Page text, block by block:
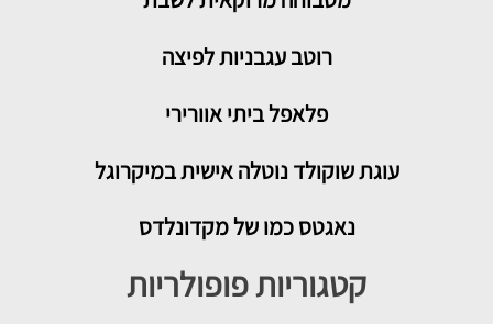
רוטב עגבניות לפיצה
פלאפל ביתי אוורירי
עוגת שוקולד נוטלה אישית במיקרוגל
נאגטס כמו של מקדונלדס
קטגוריות פופולריות